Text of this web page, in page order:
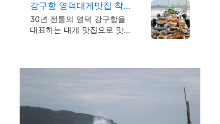
강구항 영덕대게맛집 착
한대게 단골손님들로 입
소문난 찐맛집
30년 전통의 영덕 강구항을
대표하는 대게 맛집으로 맛,